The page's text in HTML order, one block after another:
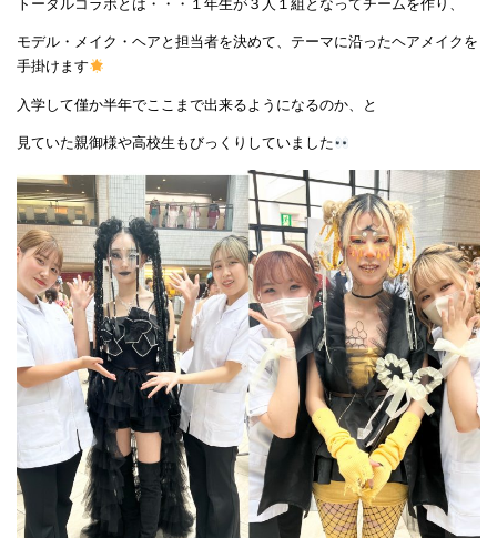
トータルコラボとは・・・１年生が３人１組となってチームを作り、
モデル・メイク・ヘアと担当者を決めて、テーマに沿ったヘアメイクを
手掛けます
入学して僅か半年でここまで出来るようになるのか、と
見ていた親御様や高校生もびっくりしていました